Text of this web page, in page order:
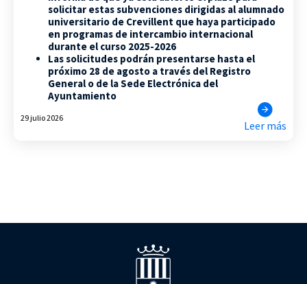
solicitar estas subvenciones dirigidas al alumnado
universitario de Crevillent que haya participado
en programas de intercambio internacional
durante el curso 2025-2026
Las solicitudes podrán presentarse hasta el
próximo 28 de agosto a través del Registro
General o de la Sede Electrónica del
Ayuntamiento
29 julio 2026
Leer más